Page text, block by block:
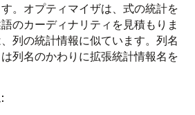
。オプティマイザは、式の統計を
のカーディナリティを見積もりま
列の統計情報に似ています。列名
列名のかわりに拡張統計情報名を